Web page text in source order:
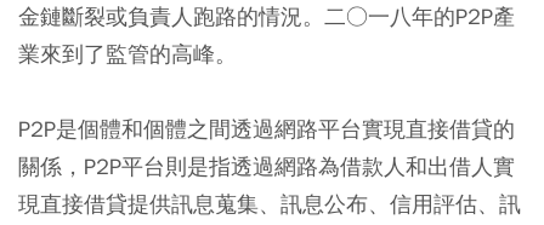
金鏈斷裂或負責人跑路的情況。二○一八年的P2P產
業來到了監管的高峰。
P2P是個體和個體之間透過網路平台實現直接借貸的
關係，P2P平台則是指透過網路為借款人和出借人實
現直接借貸提供訊息蒐集、訊息公布、信用評估、訊